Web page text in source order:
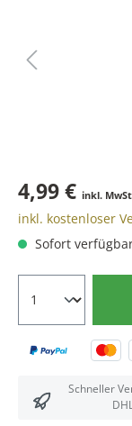
4,99 € inkl.
inkl. kostenloser
Sofort
Schneller